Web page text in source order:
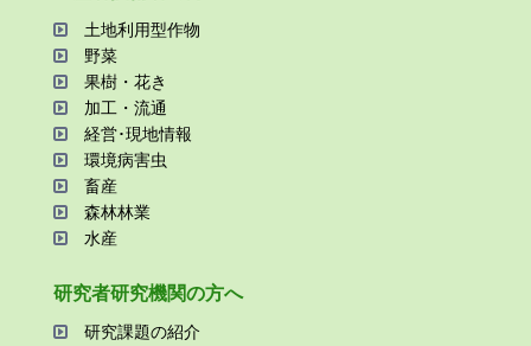
⼟地利⽤型作物
野菜
果樹・花き
加⼯・流通
経営･現地情報
環境病害⾍
畜産
森林林業
⽔産
研究者研究機関の⽅へ
研究課題の紹介